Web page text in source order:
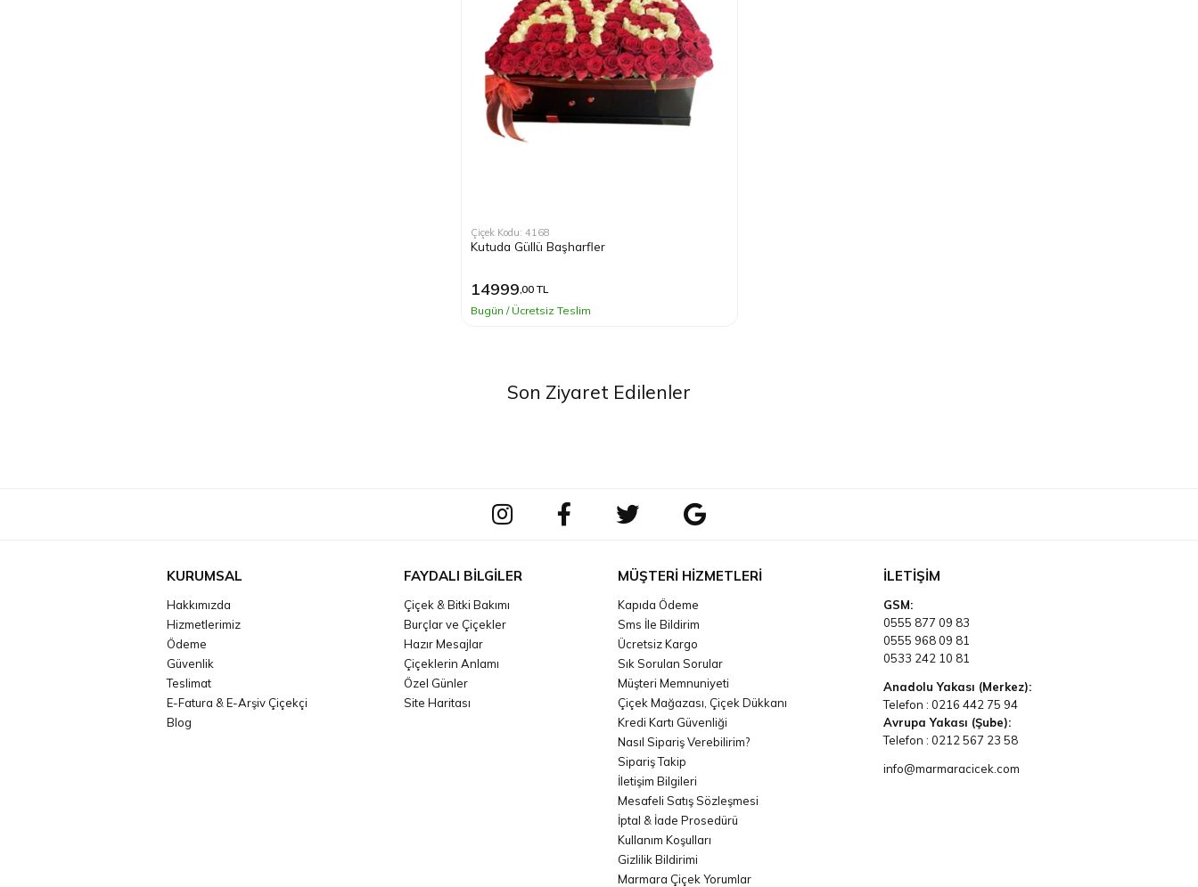
Çiçek Kodu: 4168
Kutuda Güllü Başharfler
14999,00 TL
Bugün / Ücretsiz Teslim
Son Ziyaret Edilenler
KURUMSAL
Hakkımızda
Hizmetlerimiz
Ödeme
Güvenlik
Teslimat
E-Fatura & E-Arşiv Çiçekçi
Blog
FAYDALI BILGILER
Çiçek & Bitki Bakımı
Burçlar ve Çiçekler
Hazır Mesajlar
Çiçeklerin Anlamı
Özel Günler
Site Haritası
MÜŞTERI HIZMETLERI
Kapıda Ödeme
Sms İle Bildirim
Ücretsiz Kargo
Sık Sorulan Sorular
Müşteri Memnuniyeti
Çiçek Mağazası, Çiçek Dükkanı
Kredi Kartı Güvenliği
Nasıl Sipariş Verebilirim?
Sipariş Takip
İletişim Bilgileri
Mesafeli Satış Sözleşmesi
İptal & İade Prosedürü
Kullanım Koşulları
Gizlilik Bildirimi
Marmara Çiçek Yorumlar
İLETIŞIM
GSM:
0555 877 09 83
0555 968 09 81
0533 242 10 81
Anadolu Yakası (Merkez):
Telefon : 0216 442 75 94
Avrupa Yakası (Şube):
Telefon : 0212 567 23 58
info@marmaracicek.com